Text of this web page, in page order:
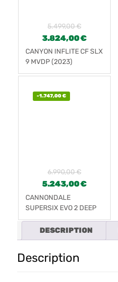
5.499,00€
3.824,00€
CANYON INFLITE CF SLX
9 MVDP (2023)
-1.747,00€
6.990,00€
5.243,00€
CANNONDALE
SUPERSIX EVO 2 DEEP
TEAL (2024)
DESCRIPTION
Description